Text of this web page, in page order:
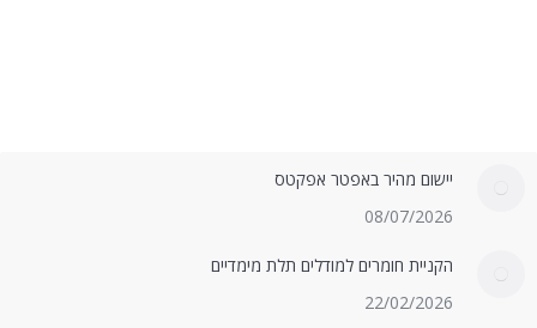
יישום מהיר באפטר אפקטס
08/07/2026
הקניית חומרים למודלים תלת מימדיים
22/02/2026